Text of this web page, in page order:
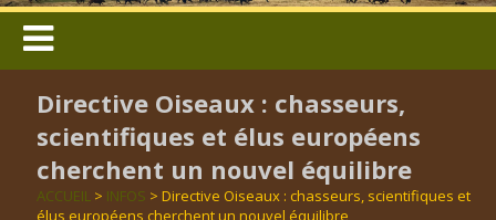
Directive Oiseaux : chasseurs,
scientifiques et élus européens
cherchent un nouvel équilibre
ACCUEIL > INFOS > Directive Oiseaux : chasseurs, scientifiques et
élus européens cherchent un nouvel équilibre